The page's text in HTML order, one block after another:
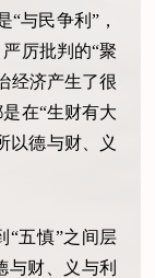
与民争利”，
厉批判的“聚
经济产生了很
在“生财有大
以德与财、义
“五慎”之间层
与财、义与利